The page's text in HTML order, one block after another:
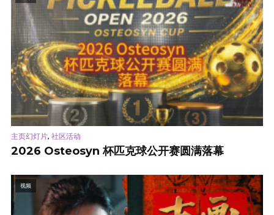
主页幻灯片, 社区活动
2026 Osteosyn 杯匹克球公开赛圆满落幕
视频